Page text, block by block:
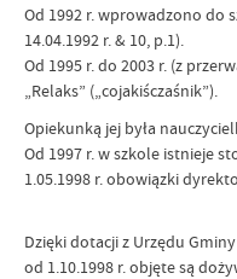
Od 1992 r. wprowadzono do
14.04.1992 r. & 10, p.1).
Od 1995 r. do 2003 r. (z
„Relaks” („cojakiśczaśnik”).
Opiekunką jej była
Od 1997 r. w szkole istnieje
1.05.1998 r. obowiązki
Dzięki dotacji z Urzędu
od 1.10.1998 r. objęte są